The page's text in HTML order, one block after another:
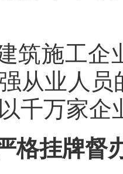
筑施工企
强从业人
千万家企
格挂牌督